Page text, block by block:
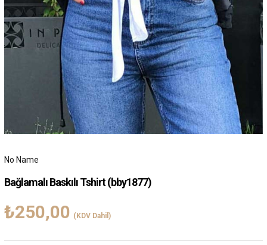
No Name
Bağlamalı Baskılı Tshirt(bby1877)
₺250,00 (KDV Dahil)